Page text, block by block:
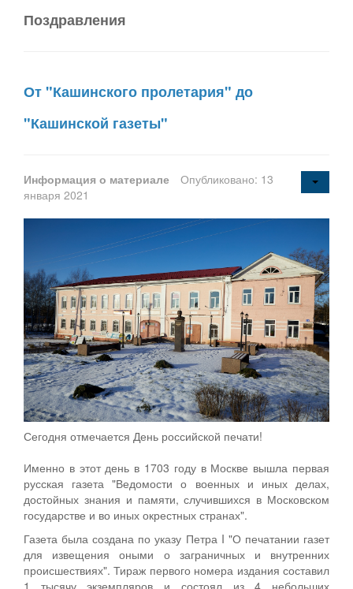
Поздравления
От "Кашинского пролетария" до
"Кашинской газеты"
Информация о материале
Опубликовано: 13
января 2021
Сегодня отмечается День российской печати!
Именно в этот день в 1703 году в Москве вышла первая
русская газета "Ведомости о военных и иных делах,
достойных знания и памяти, случившихся в Московском
государстве и во иных окрестных странах".
Газета была создана по указу Петра I "О печатании газет
для извещения оными о заграничных и внутренних
происшествиях". Тираж первого номера издания составил